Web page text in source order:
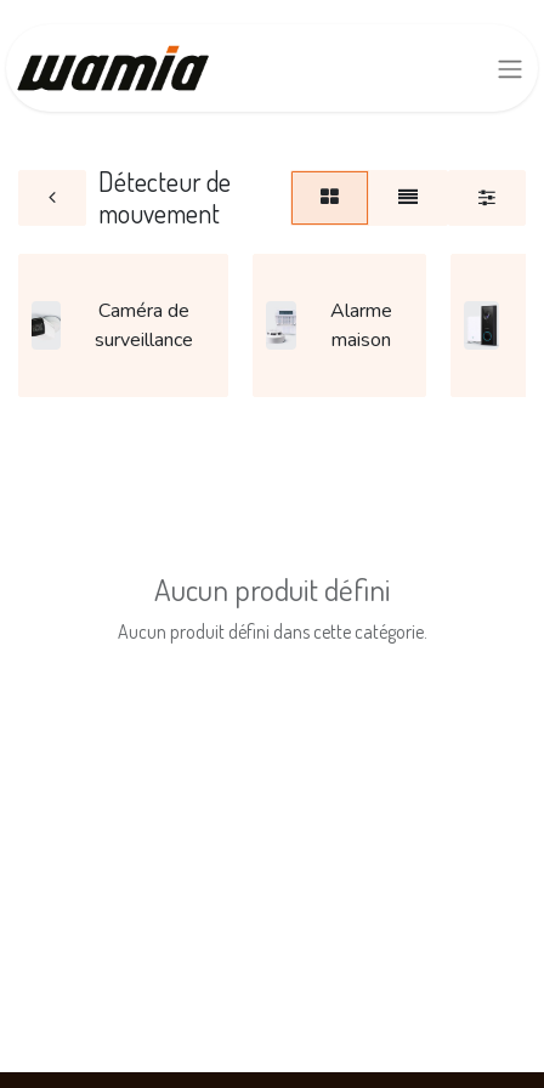
Détecteur de
mouvement
Caméra de
surveillance
Alarme
maison
Aucun produit défini
Aucun produit défini dans cette catégorie.